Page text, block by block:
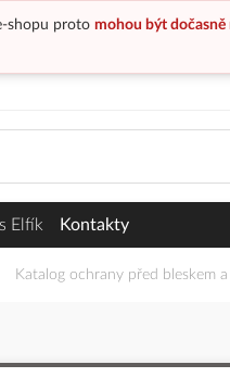
shopu proto mohou být dočasně
Elfík Kontakty
Katalog ochrany před bleskem